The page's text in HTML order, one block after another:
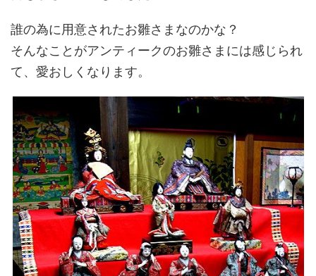
誰の為に用意されたお雛さまなのかな？
そんなことがアンティークのお雛さまには感じられ
て、愛おしくなります。